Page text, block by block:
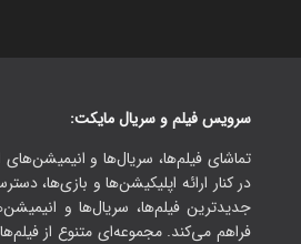
سرویس فیلم و سریال مایکت:
تماشای فیلم‌ها، سریال‌ها و
در کنار ارائه اپلیکیشن‌ها و بازی‌ها،
جدیدترین فیلم‌ها، سریال‌ها و
فراهم می‌کند. مجموعه‌ای متنوع از